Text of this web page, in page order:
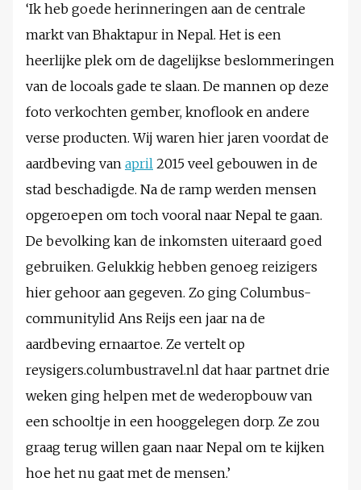
‘Ik heb goede herinneringen aan de centrale
markt van Bhaktapur in Nepal. Het is een
heerlijke plek om de dagelijkse beslommeringen
van de locoals gade te slaan. De mannen op deze
foto verkochten gember, knoflook en andere
verse producten. Wij waren hier jaren voordat de
aardbeving van april 2015 veel gebouwen in de
stad beschadigde. Na de ramp werden mensen
opgeroepen om toch vooral naar Nepal te gaan.
De bevolking kan de inkomsten uiteraard goed
gebruiken. Gelukkig hebben genoeg reizigers
hier gehoor aan gegeven. Zo ging Columbus-
communitylid Ans Reijs een jaar na de
aardbeving ernaartoe. Ze vertelt op
reysigers.columbustravel.nl dat haar partnet drie
weken ging helpen met de wederopbouw van
een schooltje in een hooggelegen dorp. Ze zou
graag terug willen gaan naar Nepal om te kijken
hoe het nu gaat met de mensen.’